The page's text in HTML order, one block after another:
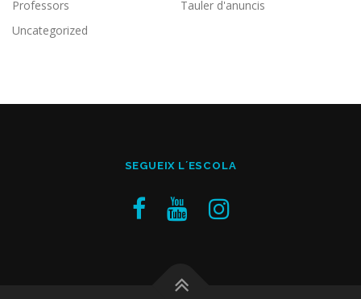
Professors
Tauler d'anuncis
Uncategorized
SEGUEIX L´ESCOLA